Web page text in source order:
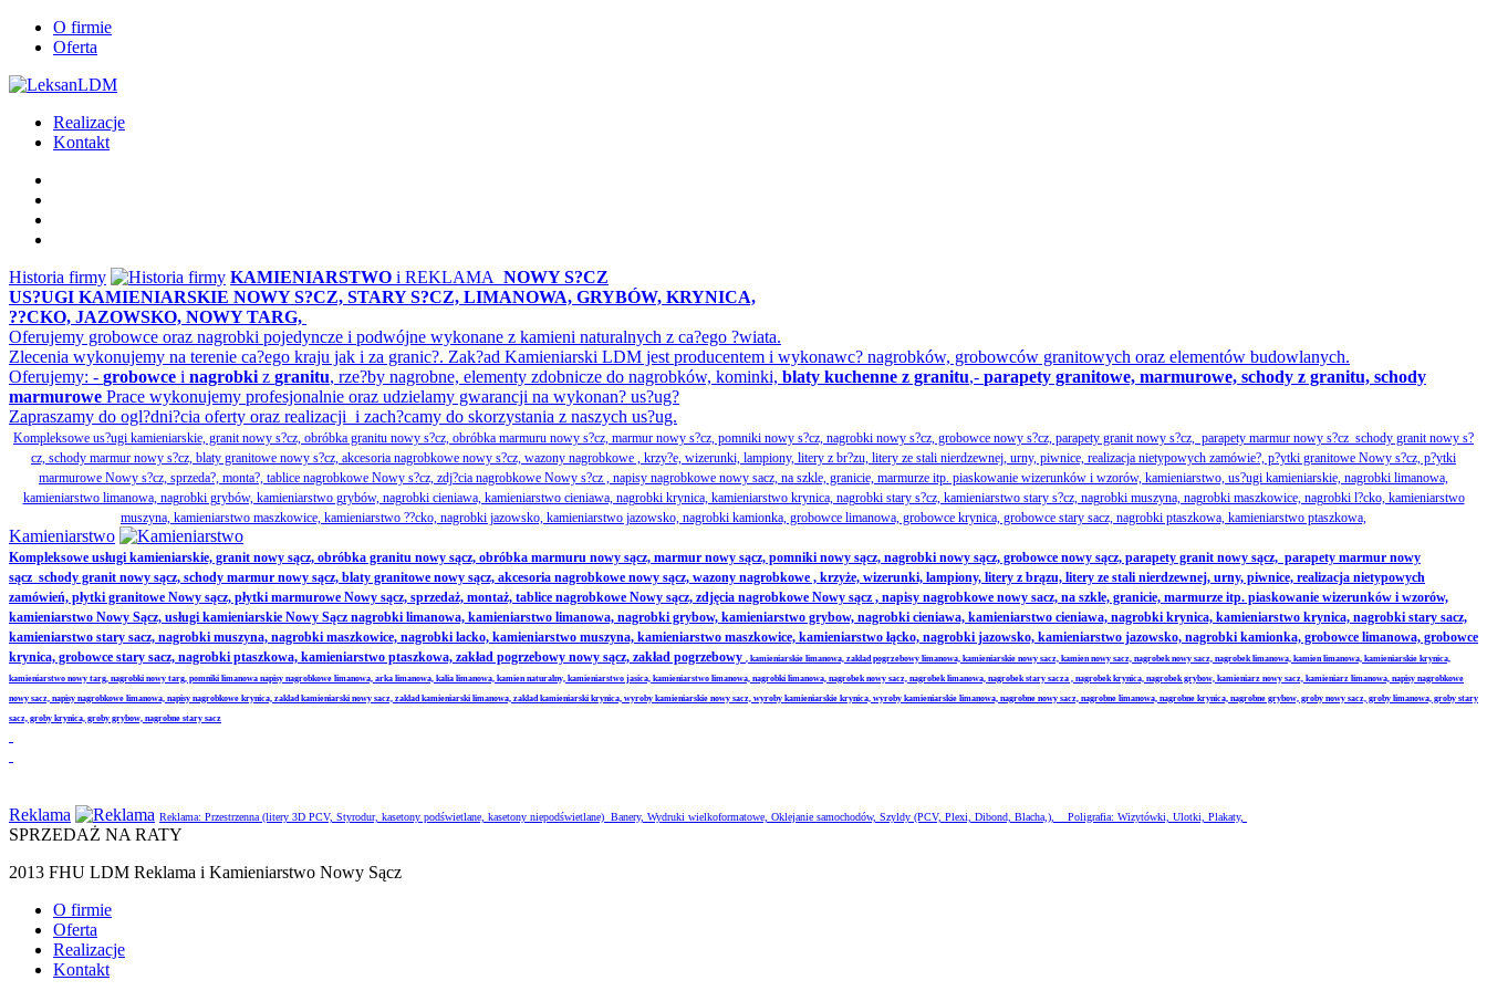
O firmie
Oferta
Realizacje
Kontakt
Historia firmy KAMIENIARSTWO i REKLAMA NOWY S?CZ
US?UGI KAMIENIARSKIE NOWY S?CZ, STARY S?CZ, LIMANOWA, GRYBÓW, KRYNICA,
??CKO, JAZOWSKO, NOWY TARG,
Oferujemy grobowce oraz nagrobki pojedyncze i podwójne wykonane z kamieni naturalnych z ca?ego ?wiata.
Zlecenia wykonujemy na terenie ca?ego kraju jak i za granic?. Zak?ad Kamieniarski LDM jest producentem i wykonawc? nagrobków, grobowców granitowych oraz elementów budowlanych.
Oferujemy: - grobowce i nagrobki z granitu, rze?by nagrobne, elementy zdobnicze do nagrobków, kominki, blaty kuchenne z granitu,- parapety granitowe, marmurowe, schody z granitu, schody
marmurowe Prace wykonujemy profesjonalnie oraz udzielamy gwarancji na wykonan? us?ug?
Zapraszamy do ogl?dni?cia oferty oraz realizacji i zach?camy do skorzystania z naszych us?ug.
Kompleksowe us?ugi kamieniarskie, granit nowy s?cz, obróbka granitu nowy s?cz, obróbka marmuru nowy s?cz, marmur nowy s?cz, pomniki nowy s?cz, nagrobki nowy s?cz, grobowce nowy s?cz, parapety granit nowy s?cz, parapety marmur nowy s?cz schody granit nowy s?
cz, schody marmur nowy s?cz, blaty granitowe nowy s?cz, akcesoria nagrobkowe nowy s?cz, wazony nagrobkowe , krzy?e, wizerunki, lampiony, litery z br?zu, litery ze stali nierdzewnej, urny, piwnice, realizacja nietypowych zamówie?, p?ytki granitowe Nowy s?cz, p?ytki
marmurowe Nowy s?cz, sprzeda?, monta?, tablice nagrobkowe Nowy s?cz, zdj?cia nagrobkowe Nowy s?cz , napisy nagrobkowe nowy sacz, na szkle, granicie, marmurze itp. piaskowanie wizerunków i wzorów, kamieniarstwo, us?ugi kamieniarskie, nagrobki limanowa,
kamieniarstwo limanowa, nagrobki grybów, kamieniarstwo grybów, nagrobki cieniawa, kamieniarstwo cieniawa, nagrobki krynica, kamieniarstwo krynica, nagrobki stary s?cz, kamieniarstwo stary s?cz, nagrobki muszyna, nagrobki maszkowice, nagrobki l?cko, kamieniarstwo
muszyna, kamieniarstwo maszkowice, kamieniarstwo ??cko, nagrobki jazowsko, kamieniarstwo jazowsko, nagrobki kamionka, grobowce limanowa, grobowce krynica, grobowce stary sacz, nagrobki ptaszkowa, kamieniarstwo ptaszkowa,
Kamieniarstwo
Kompleksowe usługi kamieniarskie, granit nowy sącz, obróbka granitu nowy sącz, obróbka marmuru nowy sącz, marmur nowy sącz, pomniki nowy sącz, nagrobki nowy sącz, grobowce nowy sącz, parapety granit nowy sącz, parapety marmur nowy
sącz schody granit nowy sącz, schody marmur nowy sącz, blaty granitowe nowy sącz, akcesoria nagrobkowe nowy sącz, wazony nagrobkowe , krzyże, wizerunki, lampiony, litery z brązu, litery ze stali nierdzewnej, urny, piwnice, realizacja nietypowych
zamówień, płytki granitowe Nowy sącz, płytki marmurowe Nowy sącz, sprzedaż, montaż, tablice nagrobkowe Nowy sącz, zdjęcia nagrobkowe Nowy sącz , napisy nagrobkowe nowy sacz, na szkle, granicie, marmurze itp. piaskowanie wizerunków i wzorów,
kamieniarstwo Nowy Sącz, usługi kamieniarskie Nowy Sącz nagrobki limanowa, kamieniarstwo limanowa, nagrobki grybow, kamieniarstwo grybow, nagrobki cieniawa, kamieniarstwo cieniawa, nagrobki krynica, kamieniarstwo krynica, nagrobki stary sacz,
kamieniarstwo stary sacz, nagrobki muszyna, nagrobki maszkowice, nagrobki lacko, kamieniarstwo muszyna, kamieniarstwo maszkowice, kamieniarstwo łącko, nagrobki jazowsko, kamieniarstwo jazowsko, nagrobki kamionka, grobowce limanowa, grobowce
krynica, grobowce stary sacz, nagrobki ptaszkowa, kamieniarstwo ptaszkowa, zakład pogrzebowy nowy sącz, zakład pogrzebowy , kamieniarskie limanowa, zaklad pogrzebowy limanowa, kamieniarskie nowy sacz, kamien nowy sacz, nagrobek nowy sacz, nagrobek limanowa, kamien limanowa, kamieniarskie krynica,
kamieniarstwo nowy targ, nagrobki nowy targ, pomniki limanowa napisy nagrobkowe limanowa, arka limanowa, kalia limanowa, kamien naturalny, kamieniarstwo jasica, kamieniarstwo limanowa, nagrobki limanowa, nagrobek nowy sacz, nagrobek limanowa, nagrobek stary sacza , nagrobek krynica, nagrobek grybow, kamieniarz nowy sacz, kamieniarz limanowa, napisy nagrobkowe
nowy sacz, napisy nagrobkowe limanowa, napisy nagrobkowe krynica, zaklad kamieniarski nowy sacz, zaklad kamieniarski limanowa, zaklad kamieniarski krynica, wyroby kamieniarskie nowy sacz, wyroby kamieniarskie krynica, wyroby kamieniarskie limanowa, nagrobne nowy sacz, nagrobne limanowa, nagrobne krynica, nagrobne grybow, groby nowy sacz, groby limanowa, groby stary
sacz, groby krynica, groby grybow, nagrobne stary sacz
Reklama Reklama: Przestrzenna (litery 3D PCV, Styrodur, kasetony podświetlane, kasetony niepodświetlane) Banery, Wydruki wielkoformatowe, Oklejanie samochodów, Szyldy (PCV, Plexi, Dibond, Blacha,), Poligrafia: Wizytówki, Ulotki, Plakaty,
SPRZEDAŻ NA RATY
2013 FHU LDM Reklama i Kamieniarstwo Nowy Sącz
O firmie
Oferta
Realizacje
Kontakt